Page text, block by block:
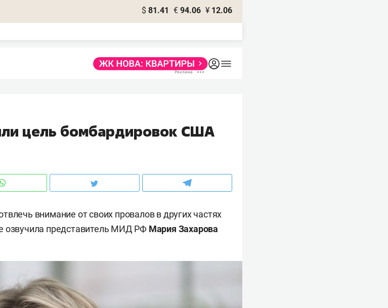
$ 81.41 € 94.06 ¥ 12.06
цель бомбардировок США
внимание от своих провалов в других частях
озвучила представитель МИД РФ Мария Захарова